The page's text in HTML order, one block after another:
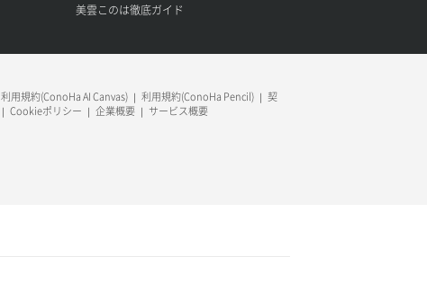
美雲このは徹底ガイド
利用規約(ConoHa AI Canvas) 利用規約(ConoHa Pencil)
契
Cookieポリシー 企業概要 サービス概要